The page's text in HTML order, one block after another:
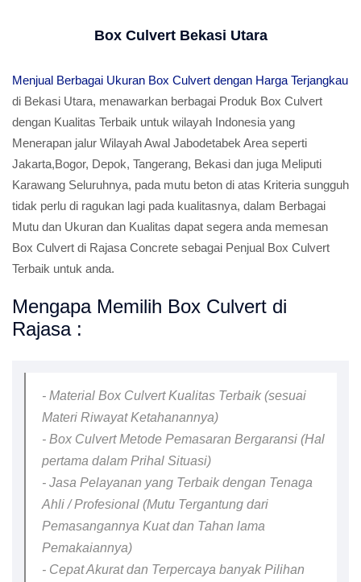
Box Culvert Bekasi Utara
Menjual Berbagai Ukuran Box Culvert dengan Harga Terjangkau
di Bekasi Utara, menawarkan berbagai Produk Box Culvert
dengan Kualitas Terbaik untuk wilayah Indonesia yang
Menerapan jalur Wilayah Awal Jabodetabek Area seperti
Jakarta,Bogor, Depok, Tangerang, Bekasi dan juga Meliputi
Karawang Seluruhnya, pada mutu beton di atas Kriteria sungguh
tidak perlu di ragukan lagi pada kualitasnya, dalam Berbagai
Mutu dan Ukuran dan Kualitas dapat segera anda memesan
Box Culvert di Rajasa Concrete sebagai Penjual Box Culvert
Terbaik untuk anda.
Mengapa Memilih Box Culvert di
Rajasa :
- Material Box Culvert Kualitas Terbaik (sesuai
Materi Riwayat Ketahanannya)
- Box Culvert Metode Pemasaran Bergaransi (Hal
pertama dalam Prihal Situasi)
- Jasa Pelayanan yang Terbaik dengan Tenaga
Ahli / Profesional (Mutu Tergantung dari
Pemasangannya Kuat dan Tahan lama
Pemakaiannya)
- Cepat Akurat dan Terpercaya banyak Pilihan